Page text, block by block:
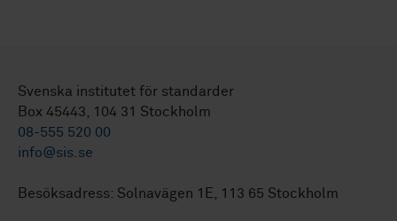
Svenska institutet för standarder
Box 45443, 104 31 Stockholm
08-555 520 00
info@sis.se
Besöksadress: Solnavägen 1E, 113 65 Stockholm